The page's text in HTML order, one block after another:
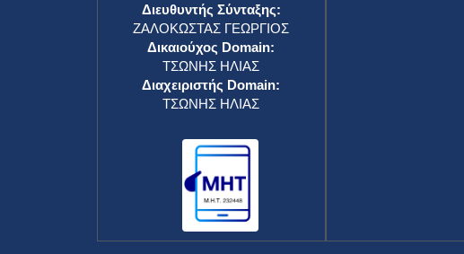
Διευθυντής Σύνταξης:
ΖΑΛΟΚΩΣΤΑΣ ΓΕΩΡΓΙΟΣ
Δικαιούχος Domain:
ΤΣΩΝΗΣ ΗΛΙΑΣ
Διαχειριστής Domain:
ΤΣΩΝΗΣ ΗΛΙΑΣ